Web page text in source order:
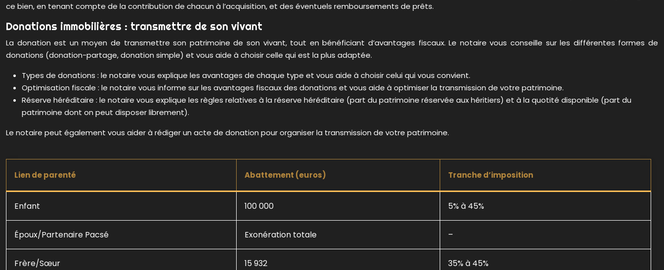
ce bien, en tenant compte de la contribution de chacun à l’acquisition, et des éventuels remboursements de prêts.
Donations immobilières : transmettre de son vivant
La donation est un moyen de transmettre son patrimoine de son vivant, tout en bénéficiant d’avantages fiscaux. Le notaire vous conseille sur les différentes formes de
donations (donation-partage, donation simple) et vous aide à choisir celle qui est la plus adaptée.
Types de donations : le notaire vous explique les avantages de chaque type et vous aide à choisir celui qui vous convient.
Optimisation fiscale : le notaire vous informe sur les avantages fiscaux des donations et vous aide à optimiser la transmission de votre patrimoine.
Réserve héréditaire : le notaire vous explique les règles relatives à la réserve héréditaire (part du patrimoine réservée aux héritiers) et à la quotité disponible (part du
patrimoine dont on peut disposer librement).
Le notaire peut également vous aider à rédiger un acte de donation pour organiser la transmission de votre patrimoine.
Lien de parenté Abattement (euros) Tranche d’imposition
Enfant 100 000 5% à 45%
Époux/Partenaire Pacsé Exonération totale –
Frère/Sœur 15 932 35% à 45%